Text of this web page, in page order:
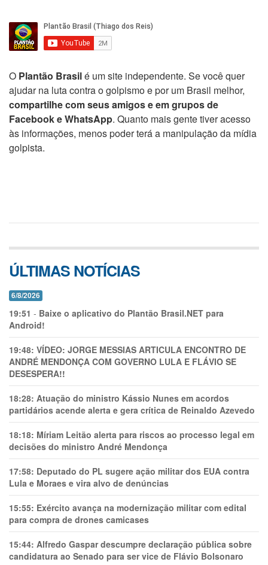
O Plantão Brasilé um site independente. Se você quer
ajudar na luta contra o golpismo e por um Brasil melhor,
compartilhe com seus amigos e em grupos de
Facebook e WhatsApp. Quanto mais gente tiver acesso
às informações, menos poder terá a manipulação da mídia
golpista.
ÚLTIMAS NOTÍCIAS
6/8/2026
19:51 - Baixe o aplicativo do Plantão Brasil.NET para
Android!
19:48: VÍDEO: JORGE MESSIAS ARTICULA ENCONTRO DE
ANDRÉ MENDONÇA COM GOVERNO LULA E FLÁVIO SE
DESESPERA!!
18:28: Atuação do ministro Kássio Nunes em acordos
partidários acende alerta e gera crítica de Reinaldo Azevedo
18:18: Míriam Leitão alerta para riscos ao processo legal em
decisões do ministro André Mendonça
17:58: Deputado do PL sugere ação militar dos EUA contra
Lula e Moraes e vira alvo de denúncias
15:55: Exército avança na modernização militar com edital
para compra de drones camicases
15:44: Alfredo Gaspar descumpre declaração pública sobre
candidatura ao Senado para ser vice de Flávio Bolsonaro